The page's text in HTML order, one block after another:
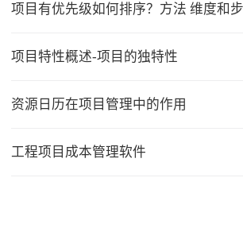
项目有优先级如何排序？方法 维度和
项目特性概述-项目的独特性
资源日历在项目管理中的作用
工程项目成本管理软件